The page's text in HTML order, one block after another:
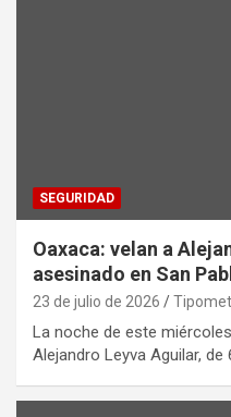
SEGURIDAD
Oaxaca: velan a
asesinado en San
23 de julio de 2026
La noche de este
Alejandro Leyva Aguilar, de